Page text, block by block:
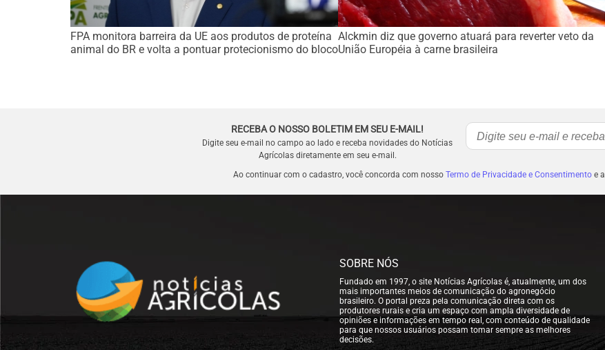
FPA monitora barreira da UE aos produtos de proteína
animal do BR e volta a pontuar protecionismo do bloco
Alckmin diz que governo atuará para reverter veto da
União Européia à carne brasileira
RECEBA O NOSSO BOLETIM EM SEU E-MAIL!
Digite seu e-mail no campo ao lado e receba novidades do Notícias
Agrícolas diretamente em seu e-mail.
Ao continuar com o cadastro, você concorda com nosso Termo de Privacidade e Consentimentoe a
SOBRE NÓS
Fundado em 1997, o site Notícias Agrícolas é, atualmente, um dos
mais importantes meios de comunicação do agronegócio
brasileiro. O portal preza pela comunicação direta com os
produtores rurais e cria um espaço com ampla diversidade de
opiniões e informações em tempo real, com conteúdo de qualidade
para que nossos usuários possam tomar sempre as melhores
decisões.